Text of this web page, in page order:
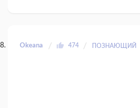
Okeana 474 ПОЗНАЮЩИЙ